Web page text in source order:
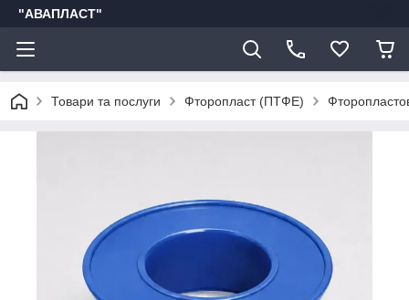
"АВАПЛАСТ"
Товари та послуги Фторопласт (ПТФЕ)